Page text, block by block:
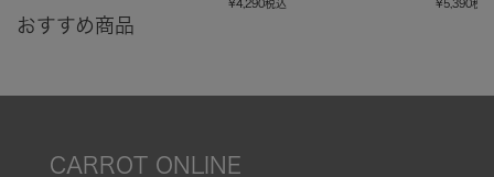
¥4,290税込 ¥5,390税込
おすすめ商品
CARROT ONLINE